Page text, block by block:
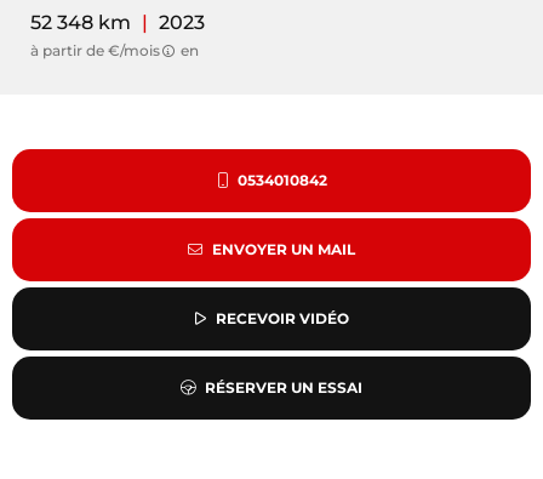
52 348 km | 2023
à partir de €/mois en
0534010842
ENVOYER UN MAIL
RECEVOIR VIDÉO
RÉSERVER UN ESSAI